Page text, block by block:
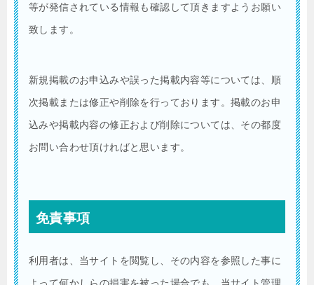
等が発信されている情報も確認して頂きますようお願い
致します。
新規掲載のお申込みや誤った掲載内容等については、順
次掲載または修正や削除を行っております。掲載のお申
込みや掲載内容の修正および削除については、その都度
お問い合わせ頂ければと思います。
免責事項
利用者は、当サイトを閲覧し、その内容を参照した事に
よって何かしらの損害を被った場合でも、当サイト管理